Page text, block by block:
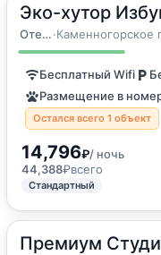
Эко-хутор
Отель·
45м ·до 5 гостей
Семейный номер
Бесплатный Wifi
Размещение в
Остался всего 1 объект
14,796₽/ ночь
44,388₽всего
Стандартный
Премиум
31м2· 3 гостя